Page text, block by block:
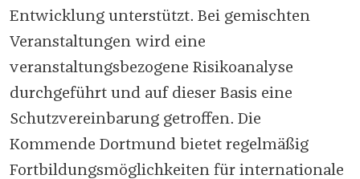
Entwicklung unterstützt. Bei gemischten
Veranstaltungen wird eine
veranstaltungsbezogene Risikoanalyse
durchgeführt und auf dieser Basis eine
Schutzvereinbarung getroffen. Die
Kommende Dortmund bietet regelmäßig
Fortbildungsmöglichkeiten für internationale